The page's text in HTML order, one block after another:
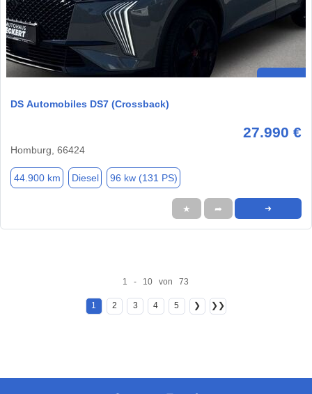
DS Automobiles DS7 (Crossback)
27.990 €
Homburg, 66424
44.900 km Diesel 96 kw (131 PS)
★ ➦ ➜
1 - 10 von 73
1 2 3 4 5 ❯ ❯❯